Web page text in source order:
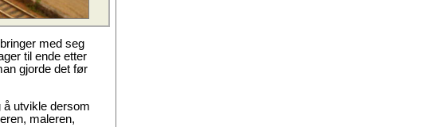
med seg
til ende etter
gjorde det før
utvikle dersom
maleren,